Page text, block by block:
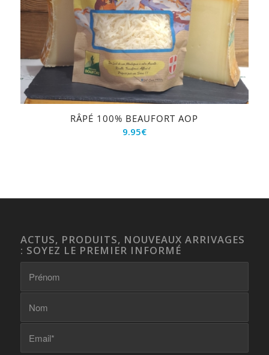
RÂPÉ 100% BEAUFORT AOP
9.95€
ACTUS, PRODUITS, NOUVEAUX ARRIVAGES
: SOYEZ LE PREMIER INFORMÉ